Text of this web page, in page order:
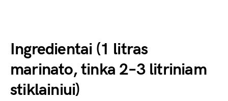
Ingredientai (1 litras
marinato, tinka 2–3 litriniam
stiklainiui)